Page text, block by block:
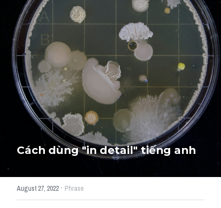
Giải đề thi từng câu
Lời khuyên
Giải đề thi
Academic words
Phrase
Phrasal Verb
Idioms đồng nghĩa
Idioms trái nghĩa
Antonym
HỌC THỬ
Cách dùng "in detail" tiếng anh
August 27, 2022 · Phrase